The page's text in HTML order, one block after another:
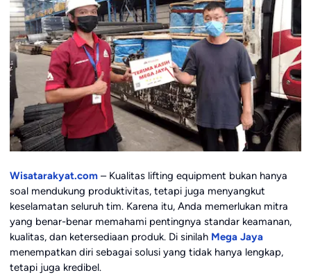
Wisatarakyat.com– Kualitas lifting equipment bukan hanya
soal mendukung produktivitas, tetapi juga menyangkut
keselamatan seluruh tim. Karena itu, Anda memerlukan mitra
yang benar-benar memahami pentingnya standar keamanan,
kualitas, dan ketersediaan produk. Di sinilah Mega Jaya
menempatkan diri sebagai solusi yang tidak hanya lengkap,
tetapi juga kredibel.